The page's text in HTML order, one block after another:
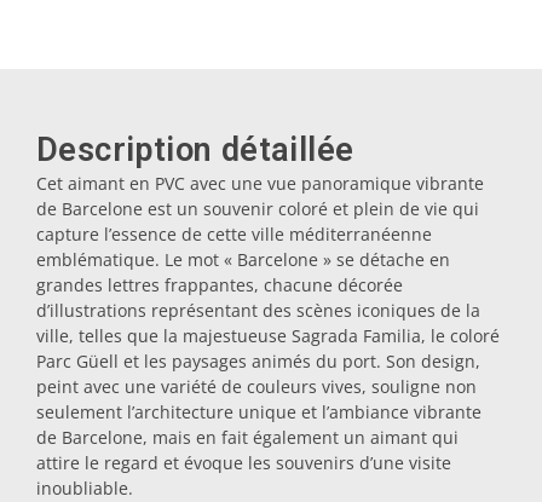
Bouchons
Huiliers
Dessous-de-plat
Verres
Description détaillée
Cet aimant en PVC avec une vue panoramique vibrante
de Barcelone est un souvenir coloré et plein de vie qui
capture l’essence de cette ville méditerranéenne
emblématique. Le mot « Barcelone » se détache en
grandes lettres frappantes, chacune décorée
d’illustrations représentant des scènes iconiques de la
ville, telles que la majestueuse Sagrada Familia, le coloré
Parc Güell et les paysages animés du port. Son design,
peint avec une variété de couleurs vives, souligne non
seulement l’architecture unique et l’ambiance vibrante
de Barcelone, mais en fait également un aimant qui
attire le regard et évoque les souvenirs d’une visite
inoubliable.